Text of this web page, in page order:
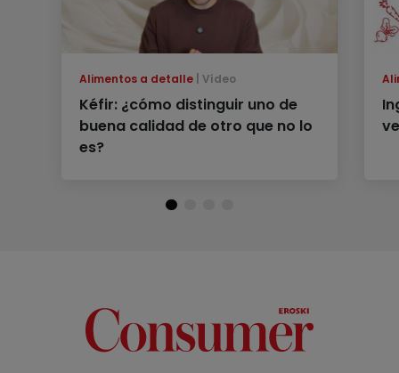
Alimentos a detalle Vídeo
Kéfir: ¿cómo distinguir uno de
buena calidad de otro que no lo
es?